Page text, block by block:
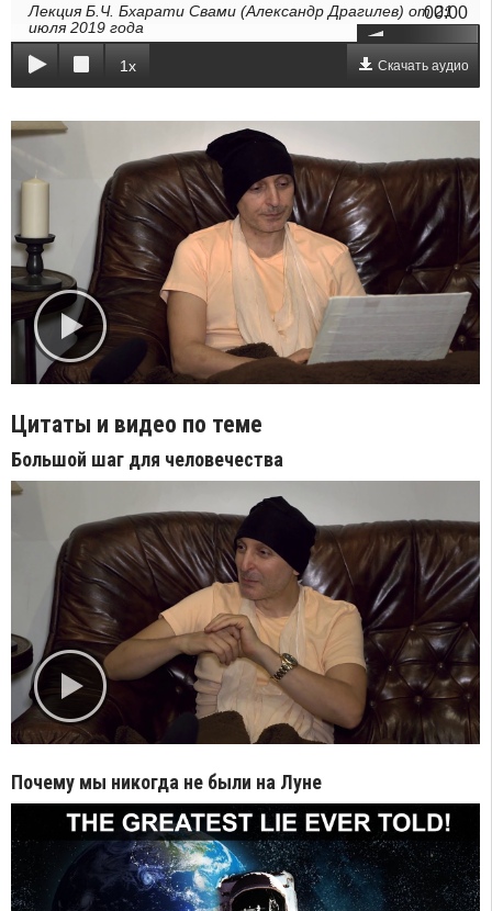
Лекция Б.Ч. Бхарати Свами (Александр Драгилев) от 21
июля 2019 года
00:00
1x Скачать аудио
Цитаты и видео по теме
Большой шаг для человечества
Почему мы никогда не были на Луне